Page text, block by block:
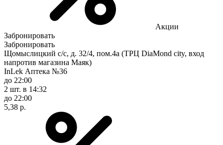
Акции
Забронировать
Забронировать
Щомыслицкий с/с, д. 32/4, пом.4а (ТРЦ DiaMond city, вход
напротив магазина Маяк)
InLek Аптека №36
до 22:00
2 шт. в 14:32
до 22:00
5,38 р.